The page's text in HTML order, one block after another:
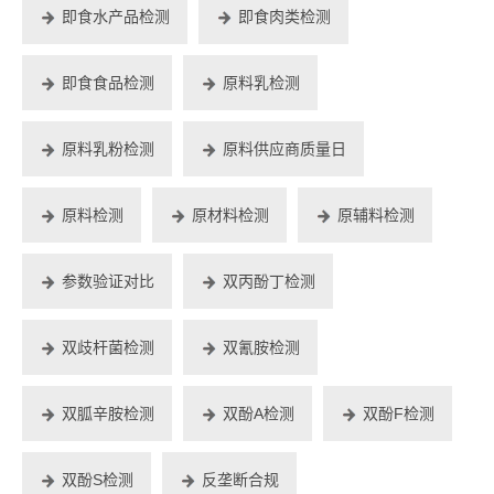
即食水产品检测 即食肉类检测
即食食品检测 原料乳检测
原料乳粉检测 原料供应商质量日
原料检测 原材料检测 原辅料检测
参数验证对比 双丙酚丁检测
双歧杆菌检测 双氰胺检测
双胍辛胺检测 双酚A检测 双酚F检测
双酚S检测 反垄断合规